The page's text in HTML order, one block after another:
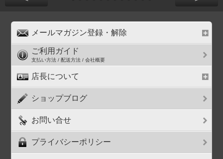
メールマガジン登録・解除
ご利用ガイド
支払い方法 / 配送方法 / 会社概要
店長について
ショップブログ
お問い合せ
プライバシーポリシー